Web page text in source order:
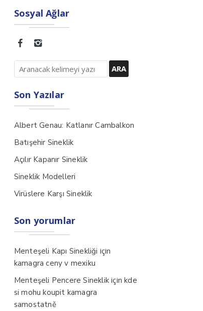
Sosyal Ağlar
Son Yazılar
Albert Genau: Katlanır Cambalkon
Batışehir Sineklik
Açılır Kapanır Sineklik
Sineklik Modelleri
Virüslere Karşı Sineklik
Son yorumlar
Menteşeli Kapı Sinekliği için
kamagra ceny v mexiku
Menteşeli Pencere Sineklik içinkde
si mohu koupit kamagra
samostatně